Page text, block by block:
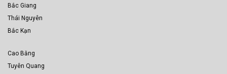
Bắc Giang
Thái Nguyên
Bắc Kạn
Cao Bằng
Tuyên Quang